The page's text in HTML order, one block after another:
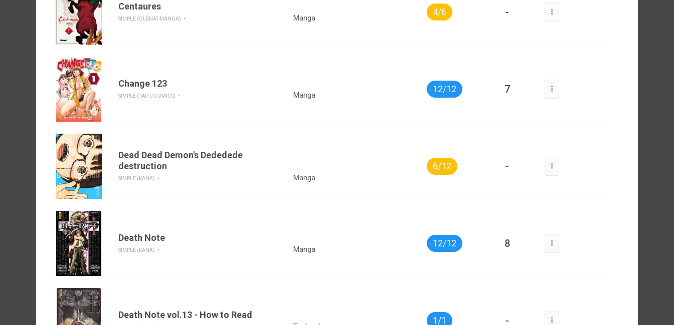
Centaures
SIMPLE (GLÉNAT MANGA) Manga
4/6 -
Change 123
SIMPLE (TAIFU COMICS) Manga
12/12 7
Dead Dead Demon's Dededede
destruction
SIMPLE (KANA) Manga
6/12 -
Death Note
SIMPLE (KANA) Manga
12/12 8
Death Note vol.13 - How to Read
1/1 -